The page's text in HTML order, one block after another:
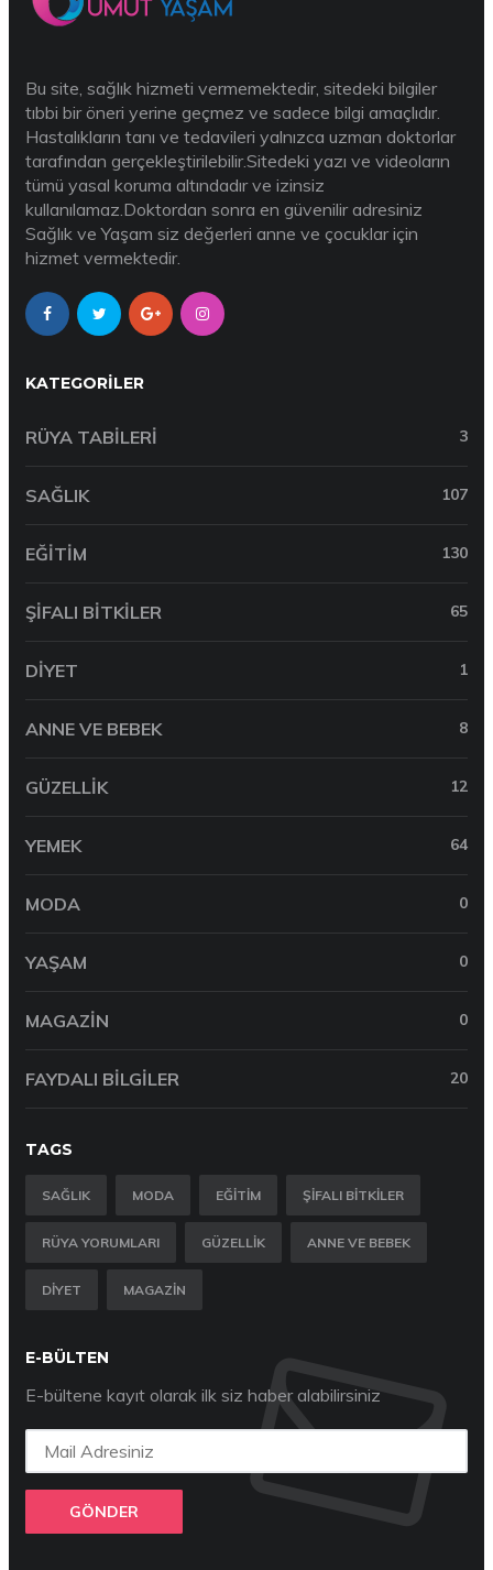
Bu site, sağlık hizmeti vermemektedir, sitedeki bilgiler
tıbbi bir öneri yerine geçmez ve sadece bilgi amaçlıdır.
Hastalıkların tanı ve tedavileri yalnızca uzman doktorlar
tarafından gerçekleştirilebilir.Sitedeki yazı ve videoların
tümü yasal koruma altındadır ve izinsiz
kullanılamaz.Doktordan sonra en güvenilir adresiniz
Sağlık ve Yaşam siz değerleri anne ve çocuklar için
hizmet vermektedir.
KATEGORILER
RÜYA TABILERI 3
SAĞLIK 107
EĞITIM 130
ŞIFALI BITKILER 65
DIYET 1
ANNE VE BEBEK 8
GÜZELLIK 12
YEMEK 64
MODA 0
YAŞAM 0
MAGAZIN 0
FAYDALI BILGILER 20
TAGS
SAĞLIK MODA EĞITIM ŞIFALI BITKILER
RÜYA YORUMLARI GÜZELLIK ANNE VE BEBEK
DIYET MAGAZIN
E-BÜLTEN
E-bültene kayıt olarak ilk siz haber alabilirsiniz
GÖNDER